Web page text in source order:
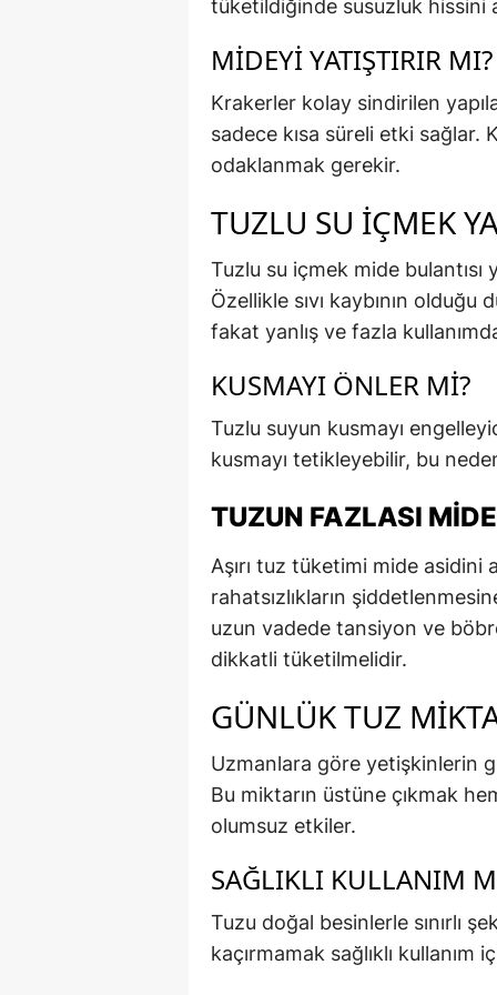
tüketildiğinde susuzluk hissini
MIDEYI YATIŞTIRIR MI?
Krakerler kolay sindirilen
sadece kısa süreli etki sağlar.
odaklanmak gerekir.
TUZLU SU İÇMEK
Tuzlu su içmek mide
Özellikle sıvı kaybının
fakat yanlış ve fazla
KUSMAYI ÖNLER MI?
Tuzlu suyun kusmayı
kusmayı tetikleyebilir, bu
TUZUN FAZLASI
Aşırı tuz tüketimi mide
rahatsızlıkların
uzun vadede tansiyon ve
dikkatli tüketilmelidir.
GÜNLÜK TUZ
Uzmanlara göre yetişkinlerin
Bu miktarın üstüne çıkmak
olumsuz etkiler.
SAĞLIKLI KULLANIM
Tuzu doğal besinlerle sınırlı
kaçırmamak sağlıklı